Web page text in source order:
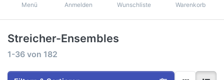
Menü Anmelden Wunschliste Warenkorb
Streicher-Ensembles
1-36 von 182